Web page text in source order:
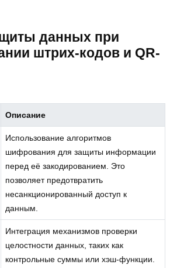
данных при
штрих-кодов и QR-
Описание
Использование алгоритмов
шифрования для защиты информации
перед её закодированием. Это
позволяет предотвратить
несанкционированный доступ к
данным.
Интеграция механизмов проверки
целостности данных, таких как
контрольные суммы или хэш-функции.